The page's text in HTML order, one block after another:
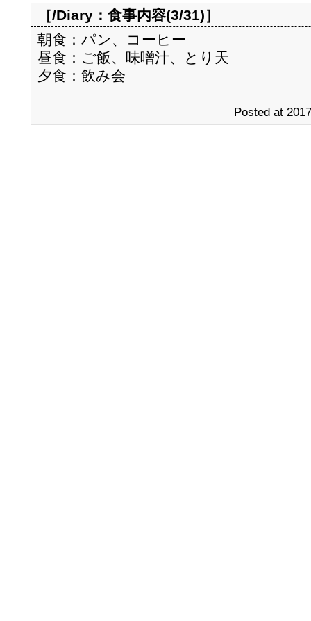
［/Diary： 食事内容(3/31)］
朝食：パン、コーヒー
昼食：ご飯、味噌汁、とり天
夕食：飲み会
Posted at